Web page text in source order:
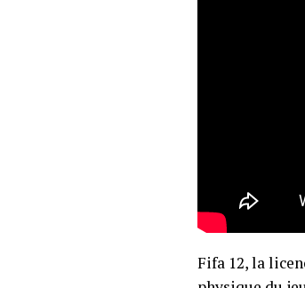
Fifa 12, la